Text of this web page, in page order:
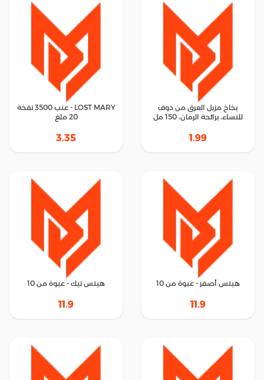
بخاخ مزيل العرق من دوف
للنساء، برائحة الرمان، 150 مل
1.99
LOST MARY - عنب 3500 نفخة
20 ملغ
3.35
هيتس أصفر - عبوة من 10
11.9
هيتس تيك - عبوة من 10
11.9